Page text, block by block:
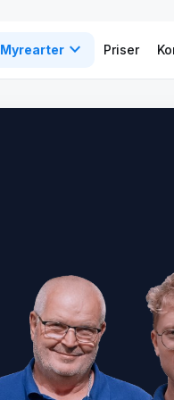
Myrearter expand_more Priser